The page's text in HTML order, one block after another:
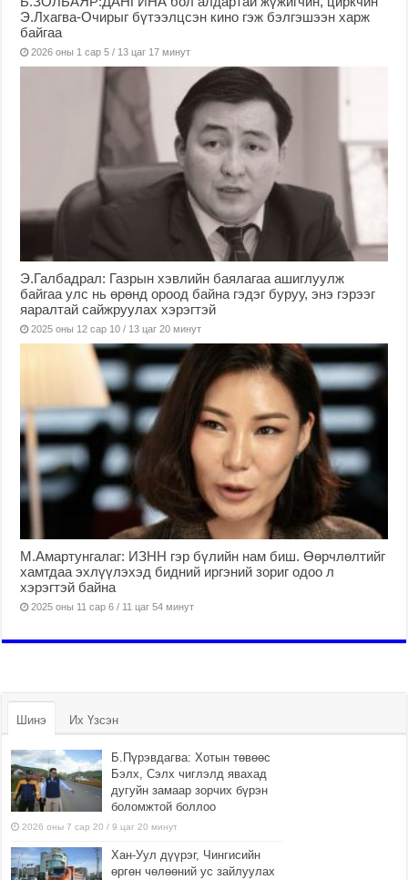
Э.Лхагва-Очирыг бүтээлцсэн кино гэж бэлгэшээн харж
байгаа
2026 оны 1 сар 5 / 13 цаг 17 минут
Э.Галбадрал: Газрын хэвлийн баялагаа ашиглуулж
байгаа улс нь өрөнд ороод байна гэдэг буруу, энэ гэрээг
яаралтай сайжруулах хэрэгтэй
2025 оны 12 сар 10 / 13 цаг 20 минут
М.Амартунгалаг: ИЗНН гэр бүлийн нам биш. Өөрчлөлтийг
хамтдаа эхлүүлэхэд бидний иргэний зориг одоо л
хэрэгтэй байна
2025 оны 11 сар 6 / 11 цаг 54 минут
Шинэ Их Үзсэн
Б.Пүрэвдагва: Хотын төвөөс
Бэлх, Сэлх чиглэлд явахад
дугуйн замаар зорчих бүрэн
боломжтой боллоо
2026 оны 7 сар 20 / 9 цаг 20 минут
Хан-Уул дүүрэг, Чингисийн
өргөн чөлөөний ус зайлуулах